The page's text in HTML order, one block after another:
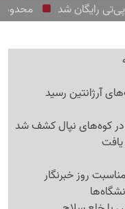
شد
آرژانتین رسید
روز خبرنگار